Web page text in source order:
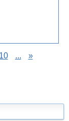
10 ... »